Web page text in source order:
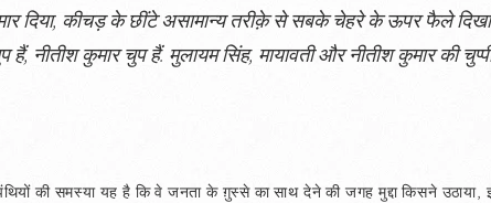
मार दिया, कीचड़ के छींटे असामान्य तरीक़े से सबके चेहरे के ऊपर फैले
हैं, नीतीश कुमार चुप हैं. मुलायम सिंह, मायावती और नीतीश कुमार की
की समस्या यह है कि वे जनता के ग़ुस्से का साथ देने की जगह मुद्दा किसने